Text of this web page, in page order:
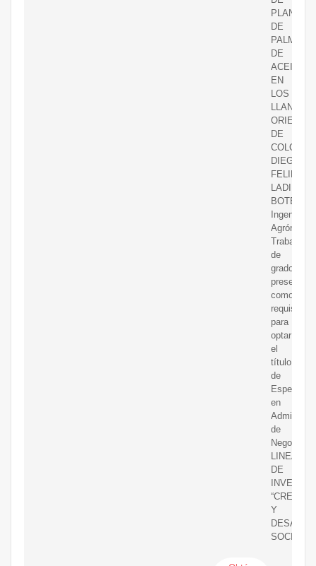
DE
PALMA
DE
ACEITE
EN
LOS
LLANOS
DE
DIEGO
FELIPE
LADINO
BOTERO
Ingeniero
Agrónomo
Trabajo
de
grado
presentado
como
requisito
para
optar
el
título
de
en
de
Negocios
LINEA
DE
Y